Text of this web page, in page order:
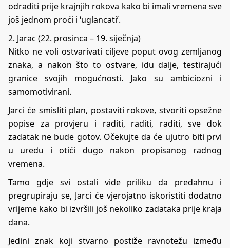
odraditi prije krajnjih rokova kako bi imali vremena sve
još jednom proći i ‘uglancati’.
2. Jarac (22. prosinca – 19. siječnja)
Nitko ne voli ostvarivati ciljeve poput ovog zemljanog
znaka, a nakon što to ostvare, idu dalje, testirajući
granice svojih mogućnosti. Jako su ambiciozni i
samomotivirani.
Jarci će smisliti plan, postaviti rokove, stvoriti opsežne
popise za provjeru i raditi, raditi, raditi, sve dok
zadatak ne bude gotov. Očekujte da će ujutro biti prvi
u uredu i otići dugo nakon propisanog radnog
vremena.
Tamo gdje svi ostali vide priliku da predahnu i
pregrupiraju se, Jarci će vjerojatno iskoristiti dodatno
vrijeme kako bi izvršili još nekoliko zadataka prije kraja
dana.
Jedini znak koji stvarno postiže ravnotežu između